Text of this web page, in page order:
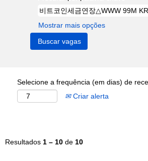
Mostrar mais opções
Selecione a frequência (em dias) de
Criar alerta
Resultados 1 – 10 de 10